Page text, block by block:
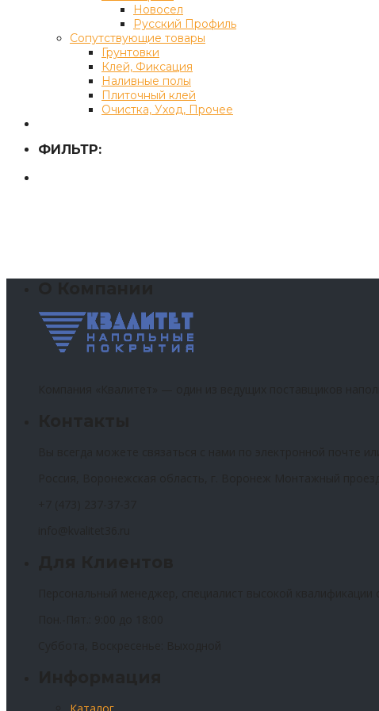
Новосел
Русский Профиль
Сопутствующие товары
Грунтовки
Клей, Фиксация
Наливные полы
Плиточный клей
Очистка, Уход, Прочее
ФИЛЬТР: